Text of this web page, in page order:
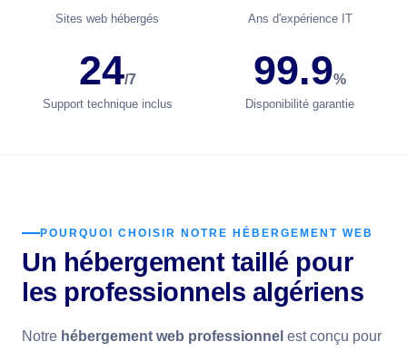
Sites web hébergés Ans d'expérience IT
24/7
Support technique inclus
99.9%
Disponibilité garantie
POURQUOI CHOISIR NOTRE HÉBERGEMENT WEB
Un hébergement taillé pour
les professionnels algériens
Notre hébergement web professionnel est conçu pour